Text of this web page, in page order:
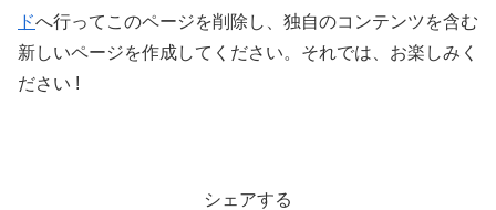
ドへ行ってこのページを削除し、独自のコンテンツを含む
新しいページを作成してください。それでは、お楽しみく
ださい !
シェアする